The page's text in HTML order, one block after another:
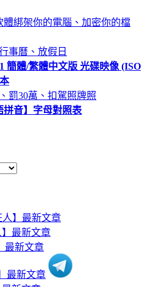
體綁架你的電腦、加密你的檔
事曆、放假日
簡體/繁體中文版 光碟映像 (ISO
罰30萬、扣駕照牌照
拼音】字母對照表